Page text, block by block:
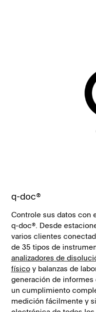
q-doc®
Controle sus datos con
q-doc®. Desde
varios clientes
de 35 tipos de
analizadores de
físicoy balanzas de
generación de
un cumplimiento
medición fácilmente y